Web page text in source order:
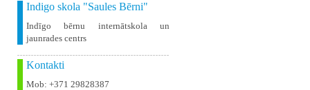
Indigo skola "Saules Bērni"
Indīgo bērnu internātskola un
jaunrades centrs
Kontakti
Mob: +371 29828387